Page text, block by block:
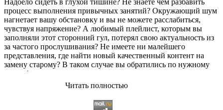
Надоело сидеть в глухой тишине? Не знаете чем разбавить
процесс выполнения привычных занятий? Окружающий шум
нагнетает вашу обстановку и вы не можете расслабиться,
чувствуя напряжение? А любимый плейлист, которым вы
заполняли этот сторонний гул, потерял свою актуальность из
за частого прослушивания? Не имеете ни малейшего
представления, где найти новый качественный контент на
замену старому? В таком случае вы обратились по нужному
адресу!
Музыкальный портал KGZ Musicс большой радостью
приветствует своих старых и новых слушателей! Специально
Читать полностью